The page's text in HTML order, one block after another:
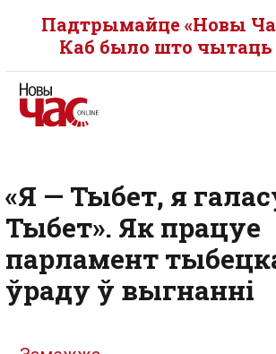
Падтрымайце «Новы
Каб было што чытаць
«Я — Тыбет, я
Тыбет». Як працуе
парламент
ўраду ў выгнанні